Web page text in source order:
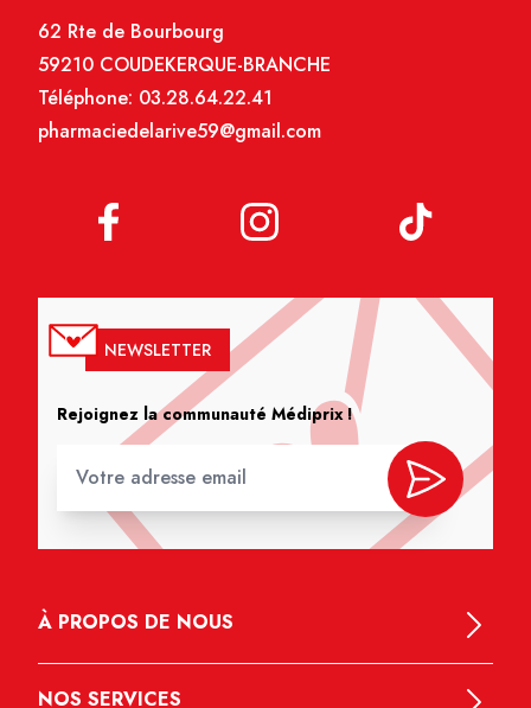
62 Rte de Bourbourg
59210 COUDEKERQUE-BRANCHE
Téléphone: 03.28.64.22.41
pharmaciedelarive59@gmail.com
NEWSLETTER
Rejoignez la communauté Médiprix !
À PROPOS DE NOUS
NOS SERVICES